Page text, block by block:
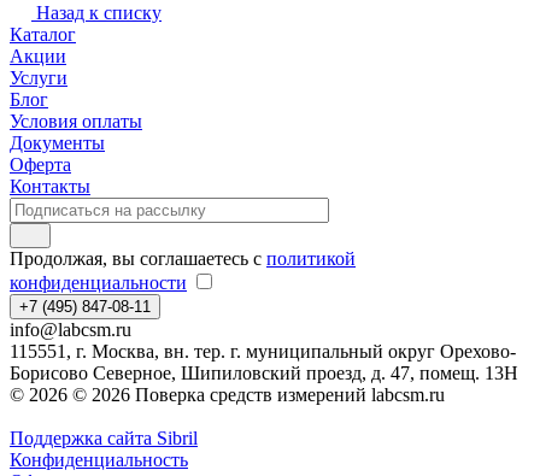
Назад к списку
Каталог
Акции
Услуги
Блог
Условия оплаты
Документы
Оферта
Контакты
Продолжая, вы соглашаетесь с политикой
конфиденциальности
+7 (495) 847-08-11
info@labcsm.ru
115551, г. Москва, вн. тер. г. муниципальный округ Орехово-
Борисово Северное, Шипиловский проезд, д. 47, помещ. 13Н
© 2026 © 2026 Поверка средств измерений labcsm.ru
Поддержка сайта Sibril
Конфиденциальность